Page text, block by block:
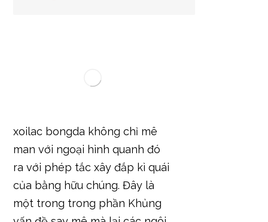
xoilac bongda không chỉ mê
man với ngoại hình quanh đó
ra với phép tắc xây đắp kì quái
của bằng hữu chúng. Đây là
một trong trong phần Khủng